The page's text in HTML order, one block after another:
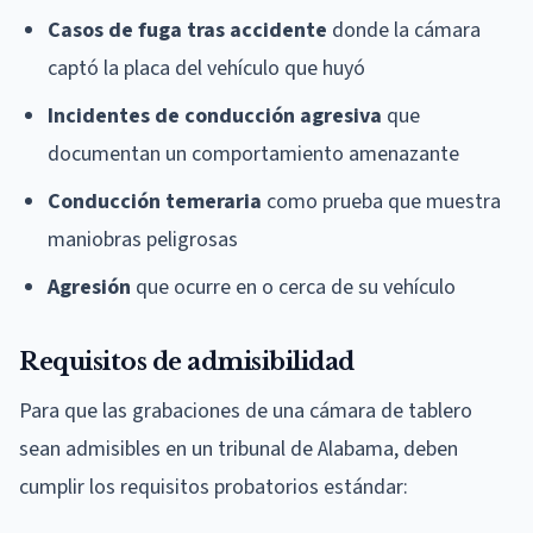
Casos de fuga tras accidente donde la cámara
captó la placa del vehículo que huyó
Incidentes de conducción agresiva que
documentan un comportamiento amenazante
Conducción temeraria como prueba que muestra
maniobras peligrosas
Agresión que ocurre en o cerca de su vehículo
Requisitos de admisibilidad
Para que las grabaciones de una cámara de tablero
sean admisibles en un tribunal de Alabama, deben
cumplir los requisitos probatorios estándar: